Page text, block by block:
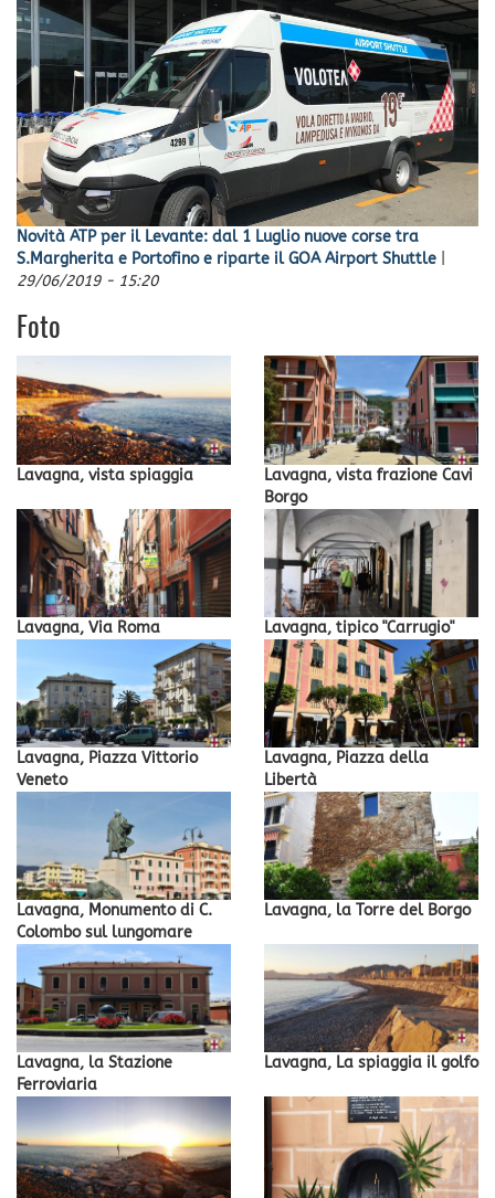
Novità ATP per il Levante: dal 1 Luglio nuove corse tra
S.Margherita e Portofino e riparte il GOA Airport Shuttle
29/06/2019 - 15:20
Foto
Lavagna, vista spiaggia
Lavagna, vista frazione Cavi
Borgo
Lavagna, Via Roma Lavagna, tipico "Carrugio"
Lavagna, Piazza Vittorio
Veneto
Lavagna, Piazza della
Libertà
Lavagna, Monumento di C.
Colombo sul lungomare
Lavagna, la Torre del Borgo
Lavagna, la Stazione
Ferroviaria
Lavagna, La spiaggia il golfo